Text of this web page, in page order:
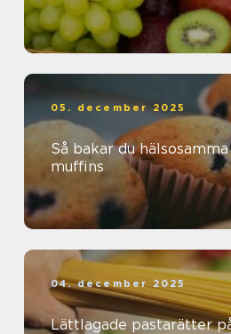
05. december 2025
Så bakar du
muffins
04. december 2025
Lättlagade pastarätter